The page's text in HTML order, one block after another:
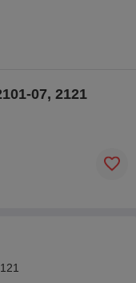
07, 2121